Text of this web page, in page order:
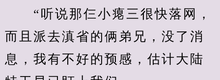
“听说那仨小瘪三很快落网，
而且派去滇省的俩弟兄，没了消
息，我有不好的预感，估计大陆